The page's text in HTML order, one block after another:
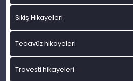
Sikiş Hikayeleri
Tecavüz hikayeleri
Travesti hikayeleri